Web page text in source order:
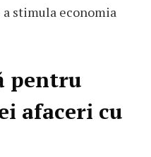
stimula economia
pentru
afaceri cu